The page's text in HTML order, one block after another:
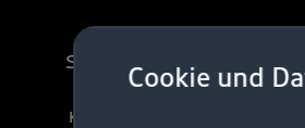
Cookie und
Support
Kundenservice